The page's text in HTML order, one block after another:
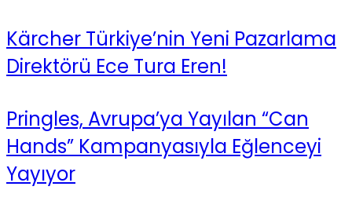
Kärcher Türkiye’nin Yeni Pazarlama
Direktörü Ece Tura Eren!
Pringles, Avrupa’ya Yayılan “Can
Hands” Kampanyasıyla Eğlenceyi
Yayıyor